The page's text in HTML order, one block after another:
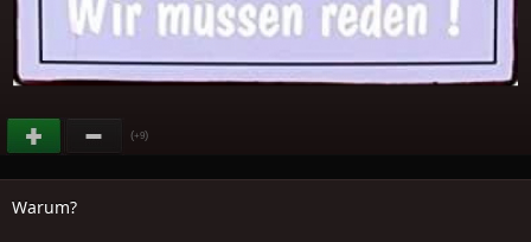
(+9)
Warum?